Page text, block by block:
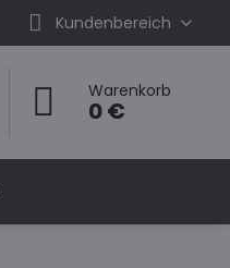
Kundenbereich
Warenkorb
0 €